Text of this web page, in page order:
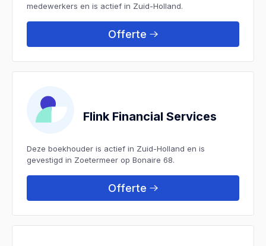
medewerkers en is actief in Zuid-Holland.
Offerte
Flink Financial Services
Deze boekhouder is actief in Zuid-Holland en is
gevestigd in Zoetermeer op Bonaire 68.
Offerte